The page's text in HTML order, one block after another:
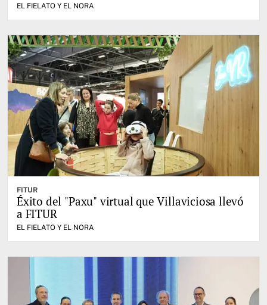
EL FIELATO Y EL NORA
FITUR
Éxito del "Paxu" virtual que Villaviciosa llevó
a FITUR
EL FIELATO Y EL NORA